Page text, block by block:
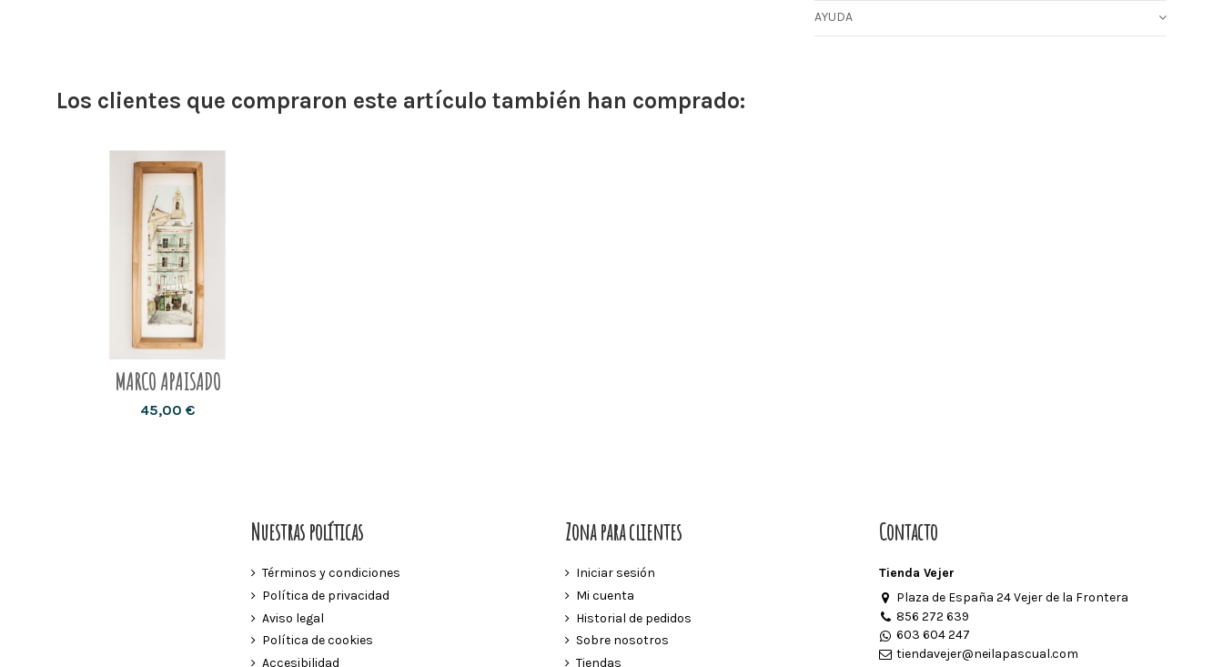
AYUDA
Los clientes que compraron este artículo también han comprado:
MARCO APAISADO
45,00 €
Nuestras políticas
Términos y condiciones
Política de privacidad
Aviso legal
Política de cookies
Accesibilidad
Zona para clientes
Iniciar sesión
Mi cuenta
Historial de pedidos
Sobre nosotros
Tiendas
Contacto
Tienda Vejer
Plaza de España 24 Vejer de la Frontera
856 272 639
603 604 247
tiendavejer@neilapascual.com